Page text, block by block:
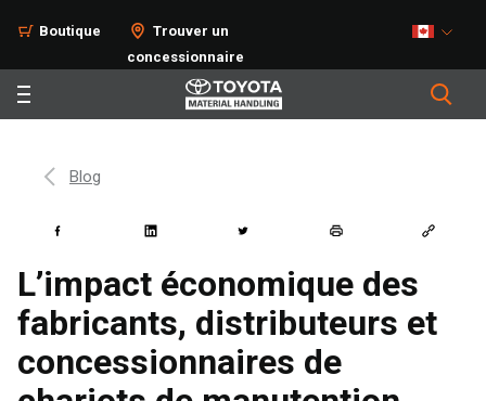
Boutique
Trouver un
concessionnaire
Blog
L’impact économique des
fabricants, distributeurs et
concessionnaires de